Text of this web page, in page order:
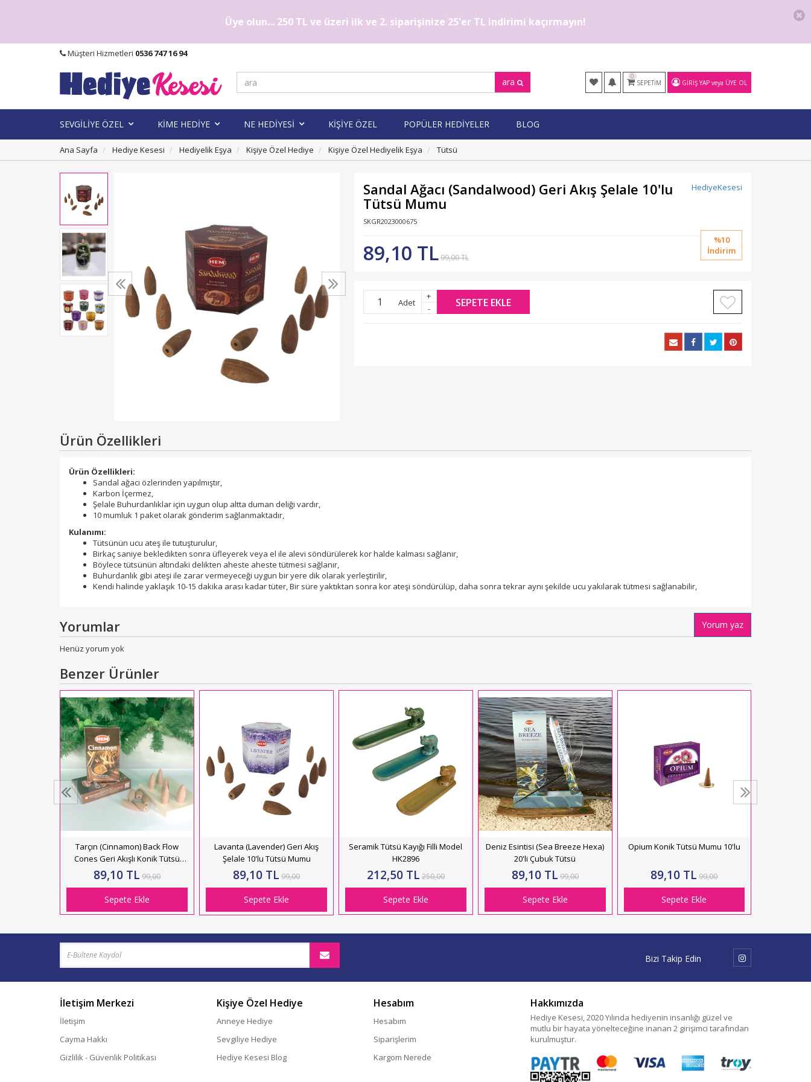
Üye olun... 250 TL ve üzeri ilk ve 2. siparişinize 25'er TL indirimi kaçırmayın!
Müşteri Hizmetleri 0536 747 16 94
0
SEPETIM GIRIŞ YAP veya ÜYE OL
ara
SEVGİLİYE ÖZEL KİME HEDİYE NE HEDİYESİ KİŞİYE ÖZEL POPÜLER HEDİYELER BLOG
Ana Sayfa Hediye Kesesi Hediyelik Eşya Kişiye Özel Hediye Kişiye Özel Hediyelik Eşya Tütsü
HediyeKesesi
Sandal Ağacı (Sandalwood) Geri Akış Şelale 10'lu
Tütsü Mumu
SKGR2023000675
%10
İndirim
89,10 TL99,00 TL
Adet
+
-
SEPETE EKLE
Ürün Özellikleri
Ürün Özellikleri:
Sandal ağacı özlerinden yapılmıştır,
Karbon İçermez,
Şelale Buhurdanlıklar için uygun olup altta duman deliği vardır,
10 mumluk 1 paket olarak gönderim sağlanmaktadır,
Kulanımı:
Tütsünün ucu ateş ile tutuşturulur,
Birkaç saniye bekledikten sonra üfleyerek veya el ile alevi söndürülerek kor halde kalması sağlanır,
Böylece tütsünün altındaki delikten aheste aheste tütmesi sağlanır,
Buhurdanlık gibi ateşi ile zarar vermeyeceği uygun bir yere dik olarak yerleştirilir,
Kendi halinde yaklaşık 10-15 dakika arası kadar tüter, Bir süre yaktıktan sonra kor ateşi söndürülüp, daha sonra tekrar aynı şekilde ucu yakılarak tütmesi sağlanabilir,
Yorumlar Yorum yaz
Henüz yorum yok
Benzer Ürünler
Tarçın (Cinnamon) Back Flow
Cones Geri Akışlı Konik Tütsü
Mumu 10'lu Karbonsuz
89,10 TL 99,00
Sepete Ekle
Lavanta (Lavender) Geri Akış
Şelale 10'lu Tütsü Mumu
89,10 TL 99,00
Sepete Ekle
Seramik Tütsü Kayığı Filli Model
HK2896
212,50 TL 250,00
Sepete Ekle
Deniz Esintisi (Sea Breeze Hexa)
20'li Çubuk Tütsü
89,10 TL 99,00
Sepete Ekle
Opium Konik Tütsü Mumu 10'lu
89,10 TL 99,00
Sepete Ekle
Bizi Takip Edin
İletişim Merkezi
İletişim
Cayma Hakkı
Gizlilik - Güvenlik Politikası
Kişiye Özel Hediye
Anneye Hediye
Sevgiliye Hediye
Hediye Kesesi Blog
Hesabım
Hesabım
Siparişlerim
Kargom Nerede
Hakkımızda
Hediye Kesesi, 2020 Yılında hediyenin insanlığı güzel ve
mutlu bir hayata yönelteceğine inanan 2 girişimci tarafından
kurulmuştur.